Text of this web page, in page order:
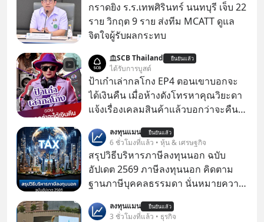
กราดยิง ร.ร.เทพศิรินทร์ นนทบุรี เจ็บ 22
ราย วิกฤต 9 ราย ส่งทีม MCATT ดูแล
จิตใจผู้รับผลกระทบ
SCB Thailand ยืนยันแล้ว
ได้รับการบูสต์
ป้าเก๋าเล่ากลโกง EP4 ตอนเขาบอกจะ
ได้เงินคืน เมื่อห้างดังโทรหาคุณวิยะดา
แจ้งเรื่องเคลมสินค้าแล้วบอกว่าจะคืน
เรื่องจ้อจี้ หาคำตอบได้ที่ “ป้าเก๋าเล่ากล
โกง” EP4 ตอน “เขาบอกว่าจะได้เงิน
คืน” #ป้าเก๋าเล่ากลโกง #แก้เกมกลโกง
#อยู่อย่างยั่งยืน #Cybersecurity #เตือน
ภัยออนไลน์
ลงทุนแมน ยืนยันแล้ว
6 ชั่วโมงที่แล้ว • หุ้น & เศรษฐกิจ
สรุปวิธีบริหารภาษีลงทุนนอก ฉบับ
อัปเดต 2569 ภาษีลงทุนนอก คิดตาม
ฐานภาษีบุคคลธรรมดา นั่นหมายความ
ลงทุนแมน ยืนยันแล้ว
3 ชั่วโมงที่แล้ว • ธุรกิจ